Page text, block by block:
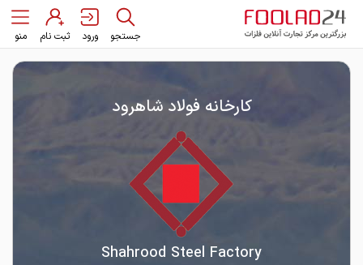
جستجو ورود ثبت نام منو
کارخانه فولاد شاهرود
Shahrood Steel Factory